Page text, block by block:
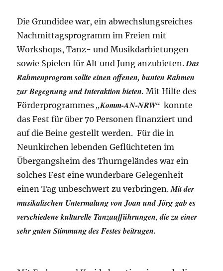
Die Grundidee war, ein abwechslungsreiches
Nachmittagsprogramm im Freien mit
Workshops, Tanz- und Musikdarbietungen
sowie Spielen für Alt und Jung anzubieten.Das
Rahmenprogram sollte einen offenen, bunten Rahmen
zur Begegnung und Interaktion bieten. Mit Hilfe des
Förderprogrammes„Komm-AN-NRW“ konnte
das Fest für über 70 Personen finanziert und
auf die Beine gestellt werden. Für die in
Neunkirchen lebenden Geflüchteten im
Übergangsheim des Thurngeländes war ein
solches Fest eine wunderbare Gelegenheit
einen Tag unbeschwert zu verbringen.Mit der
musikalischen Untermalung von Joan und Jörg gab es
verschiedene kulturelle Tanzaufführungen, die zu einer
sehr guten Stimmung des Festes beitrugen.